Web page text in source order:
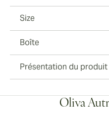
Size
Boîte
Présentation du produit
Oliva